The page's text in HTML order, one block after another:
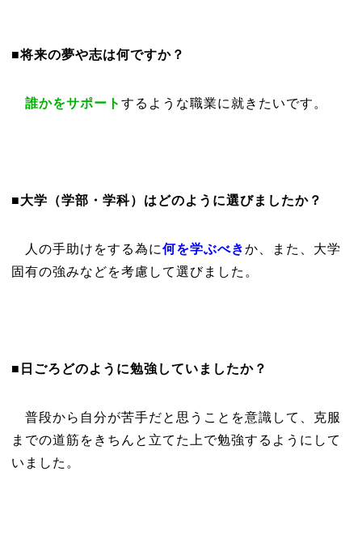
■将来の夢や志は何ですか？
誰かをサポート するような職業に就きたいです。
■大学（学部・学科）はどのように選びましたか？
人の手助けをする為に何を学ぶべきか、また、大学
固有の強みなどを考慮して選びました。
■日ごろどのように勉強していましたか？
普段から自分が苦手だと思うことを意識して、克服
までの道筋をきちんと立てた上で勉強するようにして
いました。